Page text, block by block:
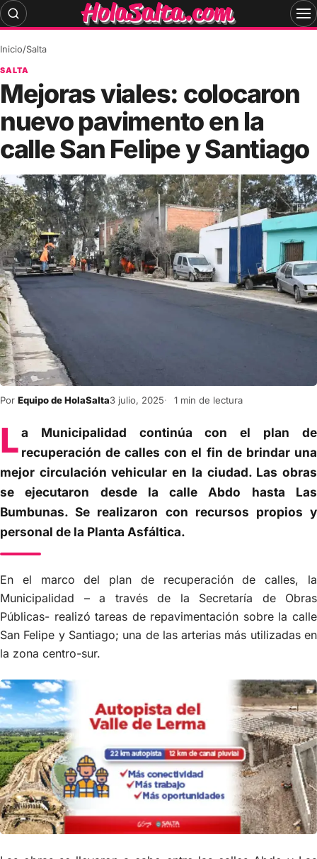
Skip
to
Inicio/Salta
SALTA
Mejoras viales: colocaron
nuevo pavimento en la
calle San Felipe y Santiago
Por Equipo de HolaSalta3 julio, 2025 1 min de lectura
La Municipalidad continúa con el plan de
recuperación de calles con el fin de brindar una
mejor circulación vehicular en la ciudad. Las obras
se ejecutaron desde la calle Abdo hasta Las
Bumbunas. Se realizaron con recursos propios y
personal de la Planta Asfáltica.
En el marco del plan de recuperación de calles, la
Municipalidad – a través de la Secretaría de Obras
Públicas- realizó tareas de repavimentación sobre la calle
San Felipe y Santiago; una de las arterias más utilizadas en
la zona centro-sur.